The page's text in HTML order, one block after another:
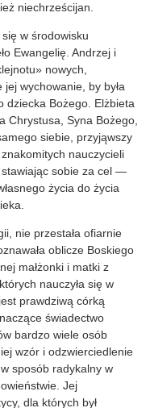
niechrześcijan.
w środowisku
Ewangelię. Andrzej i
nowych,
wychowanie, by była
dziecka Bożego. Elżbieta
Syna Bożego,
siebie, przyjąwszy
nauczycieli
stawiając sobie za cel —
życia do życia
nie przestała ofiarnie
oblicze Boskiego
małżonki i matki z
nauczyła się w
prawdziwą córką
świadectwo
bardzo wiele osób
wzór i odzwierciedlenie
sposób radykalny w
Jej
dla których był